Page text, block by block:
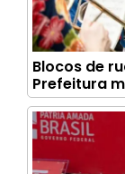
Blocos de
Prefeitura